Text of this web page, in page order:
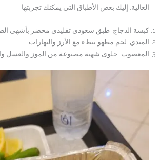
العالية. إليك بعض الأطباق التي يمكنك تجربتها:
كبسة الدجاج: طبق سعودي تقليدي محضر بأشهى
المندي: لحم مطهو ببطء مع الأرز والبهارات.
المعصوب: حلوى شهية مصنوعة من الموز والعسل